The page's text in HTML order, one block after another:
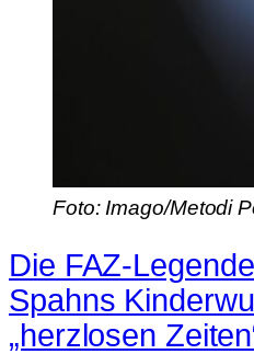
Foto: Imago/Metodi
Die FAZ-
Spahns
„herzlosen